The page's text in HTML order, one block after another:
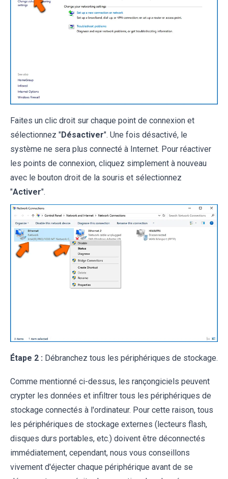
Faites un clic droit sur chaque point de connexion et
sélectionnez "Désactiver". Une fois désactivé, le
système ne sera plus connecté à Internet. Pour réactiver
les points de connexion, cliquez simplement à nouveau
avec le bouton droit de la souris et sélectionnez
"Activer".
Étape 2 : Débranchez tous les périphériques de stockage.
Comme mentionné ci-dessus, les rançongiciels peuvent
crypter les données et infiltrer tous les périphériques de
stockage connectés à l'ordinateur. Pour cette raison, tous
les périphériques de stockage externes (lecteurs flash,
disques durs portables, etc.) doivent être déconnectés
immédiatement, cependant, nous vous conseillons
vivement d'éjecter chaque périphérique avant de se